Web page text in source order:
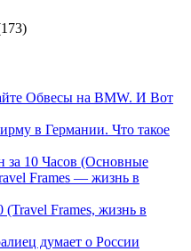
Обвесы на BMW. И Вот
в Германии. Что такое
за 10 Часов (Основные
Frames — жизнь в
Frames, жизнь в
думает о России